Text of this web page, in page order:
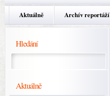
Aktuálně Archív reportáží
Hledání
Aktuálně